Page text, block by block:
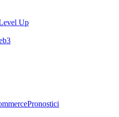
Up
Pronostici